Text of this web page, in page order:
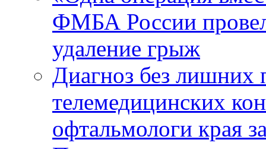
ФМБА России
удаление грыж
Диагноз без лишних
телемедицинских
офтальмологи края